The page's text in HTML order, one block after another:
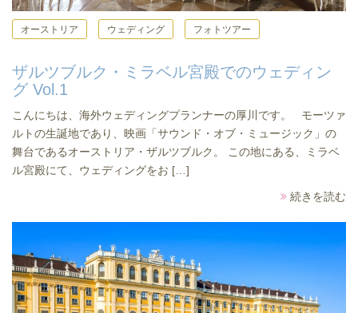
オーストリア ウェディング フォトツアー
ザルツブルク・ミラベル宮殿でのウェディン
グ Vol.1
こんにちは、海外ウェディングプランナーの厚川です。 モーツァ
ルトの生誕地であり、映画「サウンド・オブ・ミュージック」の
舞台であるオーストリア・ザルツブルク。 この地にある、ミラベ
ル宮殿にて、ウェディングをお […]
続きを読む